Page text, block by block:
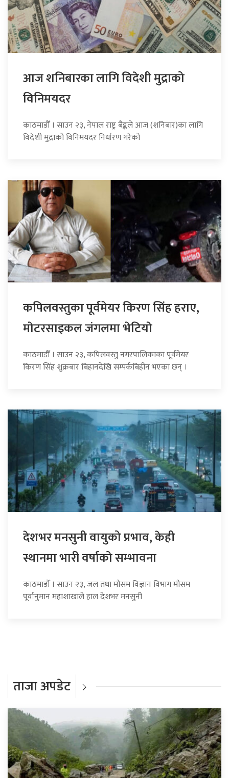
आज शनिबारका लागि विदेशी मुद्राको
विनिमयदर
काठमाडौँ । साउन २३, नेपाल राष्ट्र बैङ्कले आज (शनिबार)का लागि
विदेशी मुद्राको विनिमयदर निर्धारण गरेको
कपिलवस्तुका पूर्वमेयर किरण सिंह हराए,
माेटरसाइकल जंगलमा भेटियाे
काठमाडौँ । साउन २३, कपिलवस्तु नगरपालिकाका पूर्वमेयर
किरण सिंह शुक्रबार बिहानदेखि सम्पर्कबिहीन भएका छन् ।
देशभर मनसुनी वायुको प्रभाव, केही
स्थानमा भारी वर्षाको सम्भावना
काठमाडौँ । साउन २३, जल तथा मौसम विज्ञान विभाग मौसम
पूर्वानुमान महाशाखाले हाल देशभर मनसुनी
ताजा अपडेट